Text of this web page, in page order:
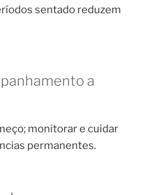
sentado reduzem
a
monitorar e cuidar
permanentes.